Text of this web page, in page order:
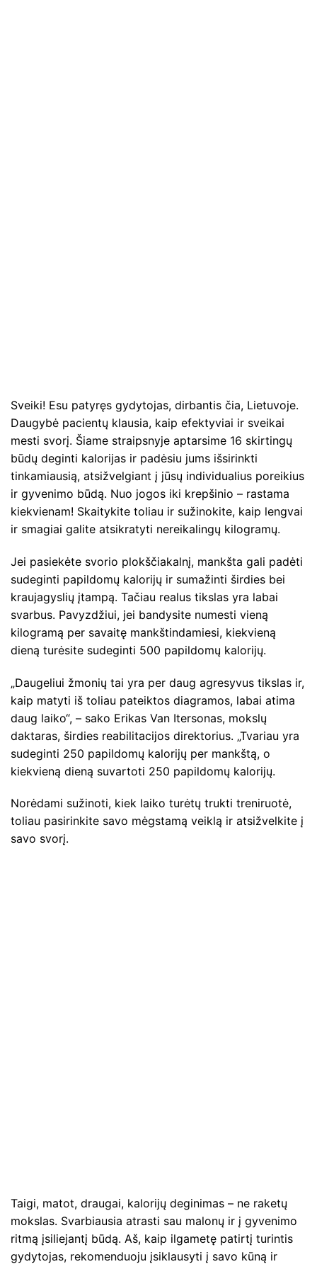
Sveiki! Esu patyręs gydytojas, dirbantis čia, Lietuvoje.
Daugybė pacientų klausia, kaip efektyviai ir sveikai
mesti svorį. Šiame straipsnyje aptarsime 16 skirtingų
būdų deginti kalorijas ir padėsiu jums išsirinkti
tinkamiausią, atsižvelgiant į jūsų individualius poreikius
ir gyvenimo būdą. Nuo jogos iki krepšinio – rastama
kiekvienam! Skaitykite toliau ir sužinokite, kaip lengvai
ir smagiai galite atsikratyti nereikalingų kilogramų.
Jei pasiekėte svorio plokščiakalnį, mankšta gali padėti
sudeginti papildomų kalorijų ir sumažinti širdies bei
kraujagyslių įtampą. Tačiau realus tikslas yra labai
svarbus. Pavyzdžiui, jei bandysite numesti vieną
kilogramą per savaitę mankštindamiesi, kiekvieną
dieną turėsite sudeginti 500 papildomų kalorijų.
„Daugeliui žmonių tai yra per daug agresyvus tikslas ir,
kaip matyti iš toliau pateiktos diagramos, labai atima
daug laiko“, – sako Erikas Van Itersonas, mokslų
daktaras, širdies reabilitacijos direktorius. „Tvariau yra
sudeginti 250 papildomų kalorijų per mankštą, o
kiekvieną dieną suvartoti 250 papildomų kalorijų.
Norėdami sužinoti, kiek laiko turėtų trukti treniruotė,
toliau pasirinkite savo mėgstamą veiklą ir atsižvelkite į
savo svorį.
Taigi, matot, draugai, kalorijų deginimas – ne raketų
mokslas. Svarbiausia atrasti sau malonų ir į gyvenimo
ritmą įsiliejantį būdą. Aš, kaip ilgametę patirtį turintis
gydytojas, rekomenduoju įsiklausyti į savo kūną ir